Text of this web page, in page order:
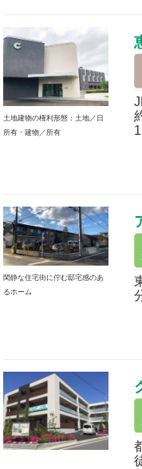
土地建物の権利形態：土地／日
所有・建物／所有
閑静な住宅街に佇む邸宅感のあ
るホーム